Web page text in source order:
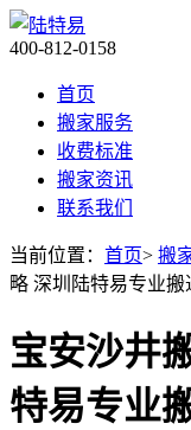
400-812-0158
首页
搬家服务
收费标准
搬家资讯
联系我们
当前位置： 首页> 搬
略 深圳陆特易专业
宝安沙井
特易专业